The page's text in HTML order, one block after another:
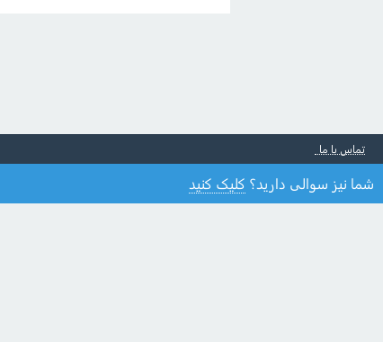
تماس با ما
شما نیز سوالی دارید؟ کلیک کنید